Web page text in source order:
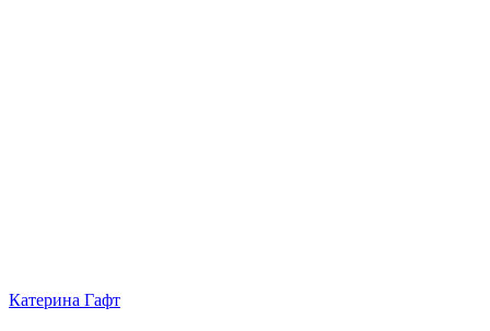
Катерина Гафт